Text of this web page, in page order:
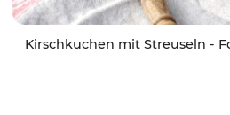
Kirschkuchen mit Streuseln -